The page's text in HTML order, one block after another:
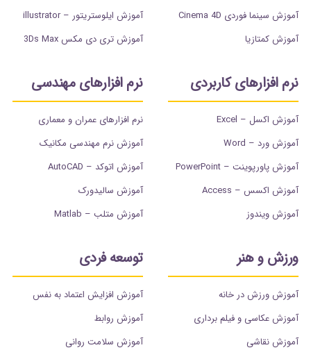
آموزش سینما فوردی Cinema 4D
آموزش کمتازیا
آموزش ایلوستریتور – illustrator
آموزش تری دی مکس 3Ds Max
نرم افزارهای کاربردی
آموزش اکسل – Excel
آموزش ورد – Word
آموزش پاورپوینت – PowerPoint
آموزش اکسس – Access
آموزش ویندوز
نرم افزارهای مهندسی
نرم افزارهای عمران و معماری
آموزش نرم مهندسی مکانیک
آموزش اتوکد – AutoCAD
آموزش سالیدورک
آموزش متلب – Matlab
ورزش و هنر
آموزش ورزش در خانه
آموزش عکاسی و فیلم برداری
آموزش نقاشی
توسعه فردی
آموزش افزایش اعتماد به نفس
آموزش روابط
آموزش سلامت روانی